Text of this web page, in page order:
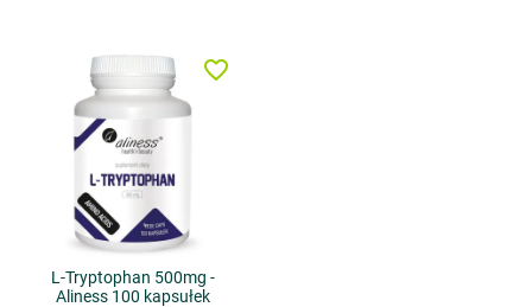
L-Tryptophan 500mg -
Aliness 100 kapsułek
favorite_border